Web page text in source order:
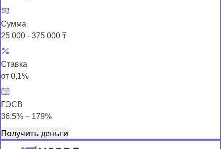
Сумма
25 000 - 375 000 ₸
Ставка
от 0,1%
ГЭСВ
36,5% – 179%
Получить деньги